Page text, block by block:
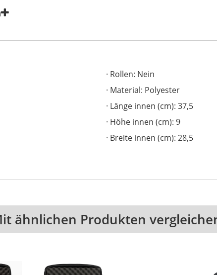
Rollen: Nein
Material: Polyester
Länge innen (cm): 37,5
Höhe innen (cm): 9
Breite innen (cm): 28,5
ähnlichen Produkten